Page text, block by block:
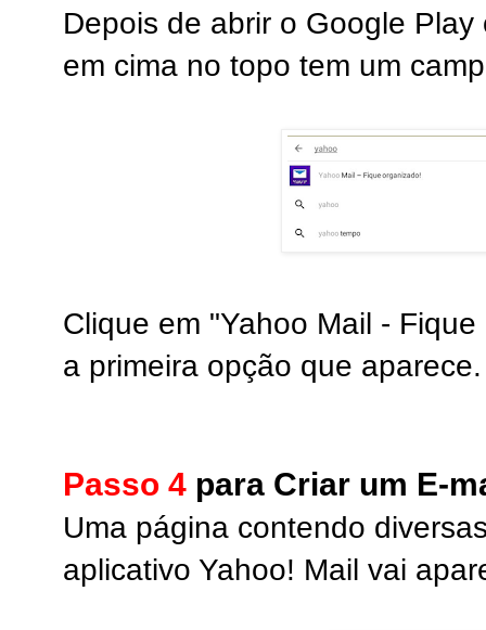
Depois de abrir o Google
em cima no topo tem um
Clique em "Yahoo Mail -
a primeira opção que aparece.
Passo 4 para Criar um E-
Uma página contendo
aplicativo Yahoo! Mail vai